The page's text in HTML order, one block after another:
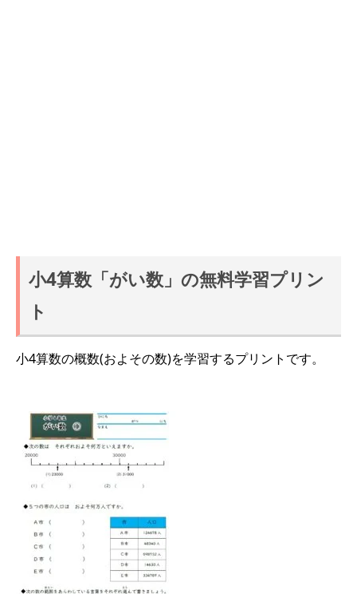
小4算数「がい数」の無料学習プリン
ト
小4算数の概数(およその数)を学習するプリントです。